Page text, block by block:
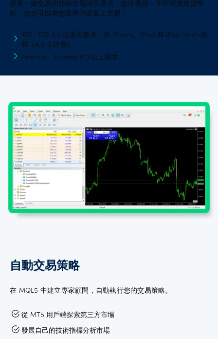
透過一鍵交易功能和市場深度選項，您只需按一下即可買賣貨幣
對。您也可以在您選擇的裝置上交易：
iOS：iOS 9.0 或更高版本。與 iPhone、iPad 和 iPod touch 相
容（4.6/5 評價）
Android：Android 5.0 以上版本
自動交易策略
在 MQL5 中建立專家顧問，自動執行您的交易策略。
從 MT5 用戶端探索第三方市場
發展自己的技術指標分析市場